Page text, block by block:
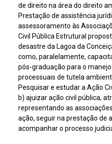
de direito na área do direito
Prestação de assistência
assessoramento às
Civil Pública Estrutural
desastre da Lagoa da
como, paralelamente,
pós-graduação para o
processuais de tutela
Pesquisar e estudar a Ação
b) ajuizar ação civil pública,
representando as
ação, seguir na prestação de
acompanhar o processo